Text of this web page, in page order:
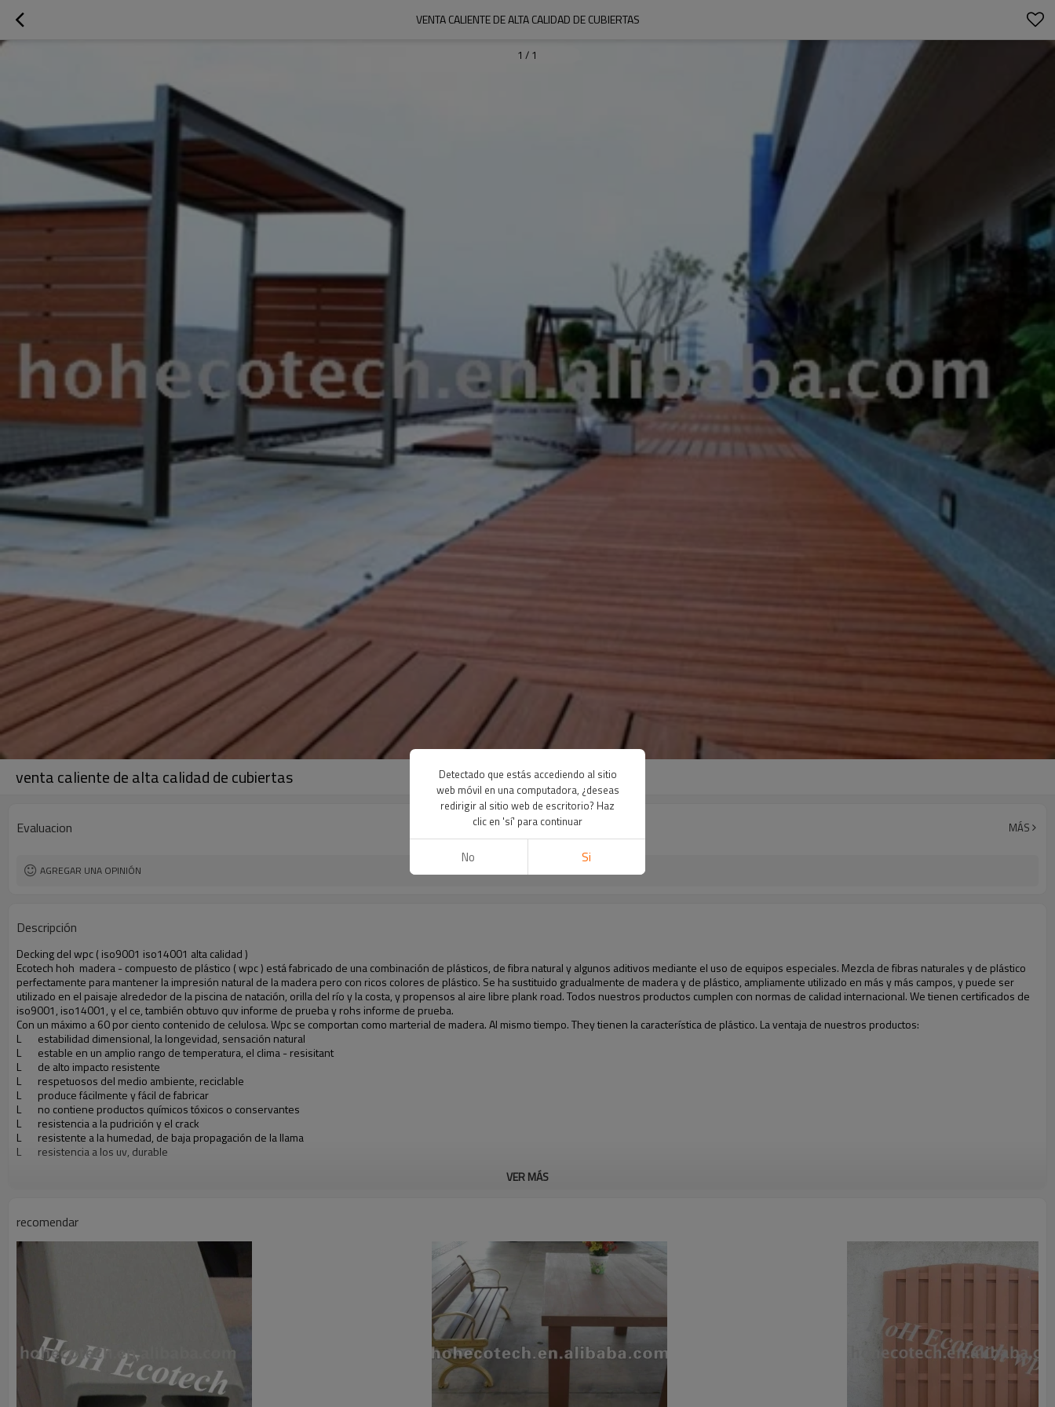
VENTA CALIENTE DE ALTA CALIDAD DE CUBIERTAS
1 / 1
venta caliente de alta calidad de cubiertas
Evaluacion MÁS
AGREGAR UNA OPINIÓN
Descripción
Decking del wpc ( iso9001 iso14001 alta calidad )
Ecotech hoh madera - compuesto de plástico ( wpc ) está fabricado de una combinación de plásticos, de fibra natural y algunos aditivos mediante el uso de equipos especiales. Mezcla de fibras naturales y de plástico
perfectamente para mantener la impresión natural de la madera pero con ricos colores de plástico. Se ha sustituido gradualmente de madera y de plástico, ampliamente utilizado en más y más campos, y puede ser
utilizado en el paisaje alrededor de la piscina de natación, orilla del río y la costa, y propensos al aire libre plank road. Todos nuestros productos cumplen con normas de calidad internacional. We tienen certificados de
iso9001, iso14001, y el ce, también obtuvo quv informe de prueba y rohs informe de prueba.
Con un máximo a 60 por ciento contenido de celulosa. Wpc se comportan como marterial de madera. Al mismo tiempo. They tienen la característica de plástico. La ventaja de nuestros productos:
L estabilidad dimensional, la longevidad, sensación natural
L estable en un amplio rango de temperatura, el clima - resisitant
L de alto impacto resistente
L respetuosos del medio ambiente, reciclable
L produce fácilmente y fácil de fabricar
L no contiene productos químicos tóxicos o conservantes
L resistencia a la pudrición y el crack
L resistente a la humedad, de baja propagación de la llama
L resistencia a los uv, durable
VER MÁS
recomendar
Detectado que estás accediendo al sitio
web móvil en una computadora, ¿deseas
redirigir al sitio web de escritorio? Haz
clic en 'sí' para continuar
No Si